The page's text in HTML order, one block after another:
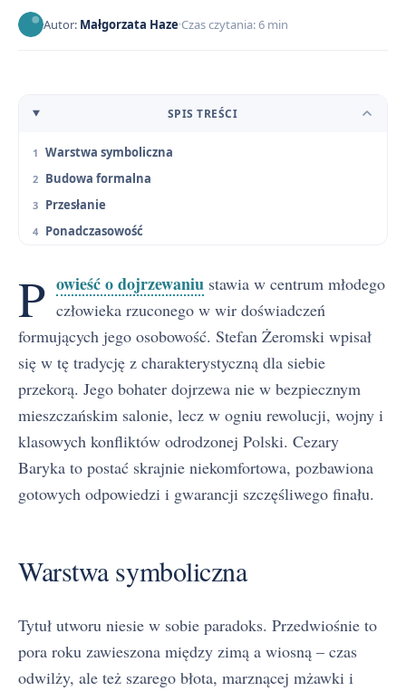
Autor: Małgorzata Haze Czas czytania: 6 min
SPIS TREŚCI
Warstwa symboliczna
Budowa formalna
Przesłanie
Ponadczasowość
P owieść o dojrzewaniu stawia w centrum młodego
człowieka rzuconego w wir doświadczeń
formujących jego osobowość. Stefan Żeromski wpisał
się w tę tradycję z charakterystyczną dla siebie
przekorą. Jego bohater dojrzewa nie w bezpiecznym
mieszczańskim salonie, lecz w ogniu rewolucji, wojny i
klasowych konfliktów odrodzonej Polski. Cezary
Baryka to postać skrajnie niekomfortowa, pozbawiona
gotowych odpowiedzi i gwarancji szczęśliwego finału.
Warstwa symboliczna
Tytuł utworu niesie w sobie paradoks. Przedwiośnie to
pora roku zawieszona między zimą a wiosną – czas
odwilży, ale też szarego błota, marznącej mżawki i